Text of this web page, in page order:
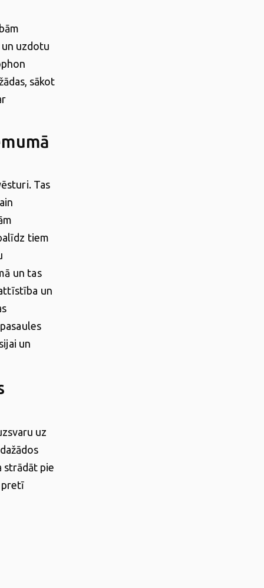
uzdotu
sākot
Tas
tiem
un tas
un
un
uz
strādāt pie
pretī